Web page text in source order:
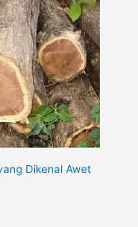
Dikenal Awet